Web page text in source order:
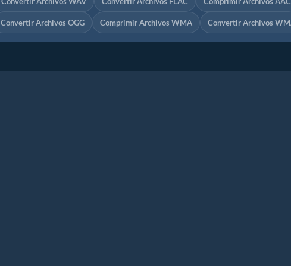
Convertir Archivos OGG Comprimir Archivos WMA Convertir Archivos